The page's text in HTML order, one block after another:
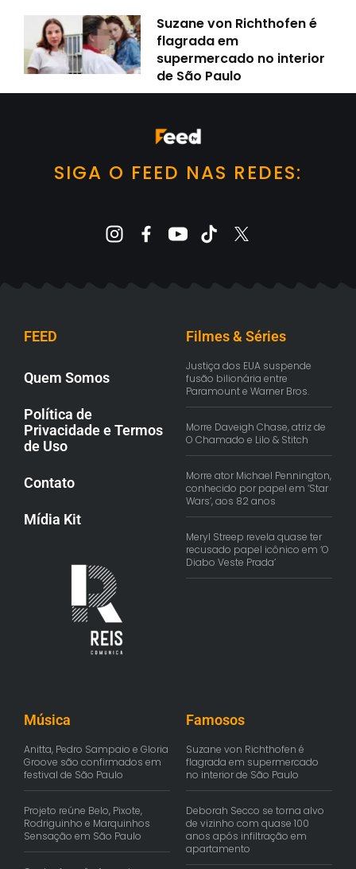
Suzane von Richthofen é
flagrada em
supermercado no interior
de São Paulo
SIGA O FEED NAS REDES:
FEED
Quem Somos
Política de
Privacidade e Termos
de Uso
Contato
Mídia Kit
Filmes & Séries
Justiça dos EUA suspende
fusão bilionária entre
Paramount e Warner Bros.
Morre Daveigh Chase, atriz de
O Chamado e Lilo & Stitch
Morre ator Michael Pennington,
conhecido por papel em ‘Star
Wars’, aos 82 anos
Meryl Streep revela quase ter
recusado papel icônico em ‘O
Diabo Veste Prada’
Música
Anitta, Pedro Sampaio e Gloria
Groove são confirmados em
festival de São Paulo
Projeto reúne Belo, Pixote,
Rodriguinho e Marquinhos
Sensação em São Paulo
Famosos
Suzane von Richthofen é
flagrada em supermercado
no interior de São Paulo
Deborah Secco se torna alvo
de vizinho com quase 100
anos após infiltração em
apartamento